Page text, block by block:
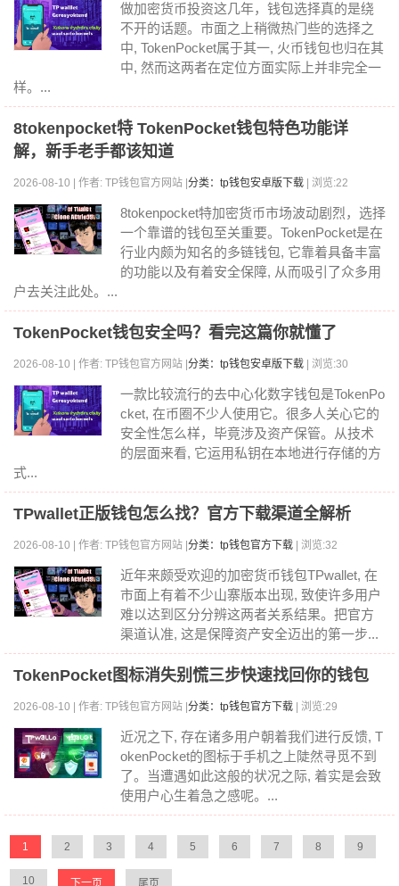
做加密货币投资这几年，钱包选择真的是绕
不开的话题。市面之上稍微热门些的选择之
中, TokenPocket属于其一, 火币钱包也归在其
中, 然而这两者在定位方面实际上并非完全一
样。...
8tokenpocket特 TokenPocket钱包特色功能详
解，新手老手都该知道
2026-08-10 | 作者: TP钱包官方网站 | 分类：tp钱包安卓版下载 | 浏览:22
8tokenpocket特加密货币市场波动剧烈，选择
一个靠谱的钱包至关重要。TokenPocket是在
行业内颇为知名的多链钱包, 它靠着具备丰富
的功能以及有着安全保障, 从而吸引了众多用
户去关注此处。...
TokenPocket钱包安全吗？看完这篇你就懂了
2026-08-10 | 作者: TP钱包官方网站 | 分类：tp钱包安卓版下载 | 浏览:30
一款比较流行的去中心化数字钱包是TokenPo
cket, 在币圈不少人使用它。很多人关心它的
安全性怎么样，毕竟涉及资产保管。从技术
的层面来看, 它运用私钥在本地进行存储的方
式...
TPwallet正版钱包怎么找？官方下载渠道全解析
2026-08-10 | 作者: TP钱包官方网站 | 分类：tp钱包官方下载 | 浏览:32
近年来颇受欢迎的加密货币钱包TPwallet, 在
市面上有着不少山寨版本出现, 致使许多用户
难以达到区分分辨这两者关系结果。把官方
渠道认准, 这是保障资产安全迈出的第一步...
TokenPocket图标消失别慌三步快速找回你的钱包
2026-08-10 | 作者: TP钱包官方网站 | 分类：tp钱包官方下载 | 浏览:29
近况之下, 存在诸多用户朝着我们进行反馈, T
okenPocket的图标于手机之上陡然寻觅不到
了。当遭遇如此这般的状况之际, 着实是会致
使用户心生着急之感呢。...
1 2 3 4 5 6 7 8 9
10 下一页 尾页